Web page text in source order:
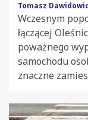
Tomasz
Wczesnym
łączącej
poważnego
samochodu
znaczne